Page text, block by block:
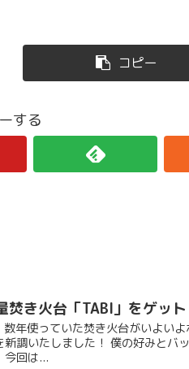
コピー
する
き火台「TABI」をゲット
年使っていた焚き火台がいよい
調いたしました！ 僕の好みとバ
今回は...